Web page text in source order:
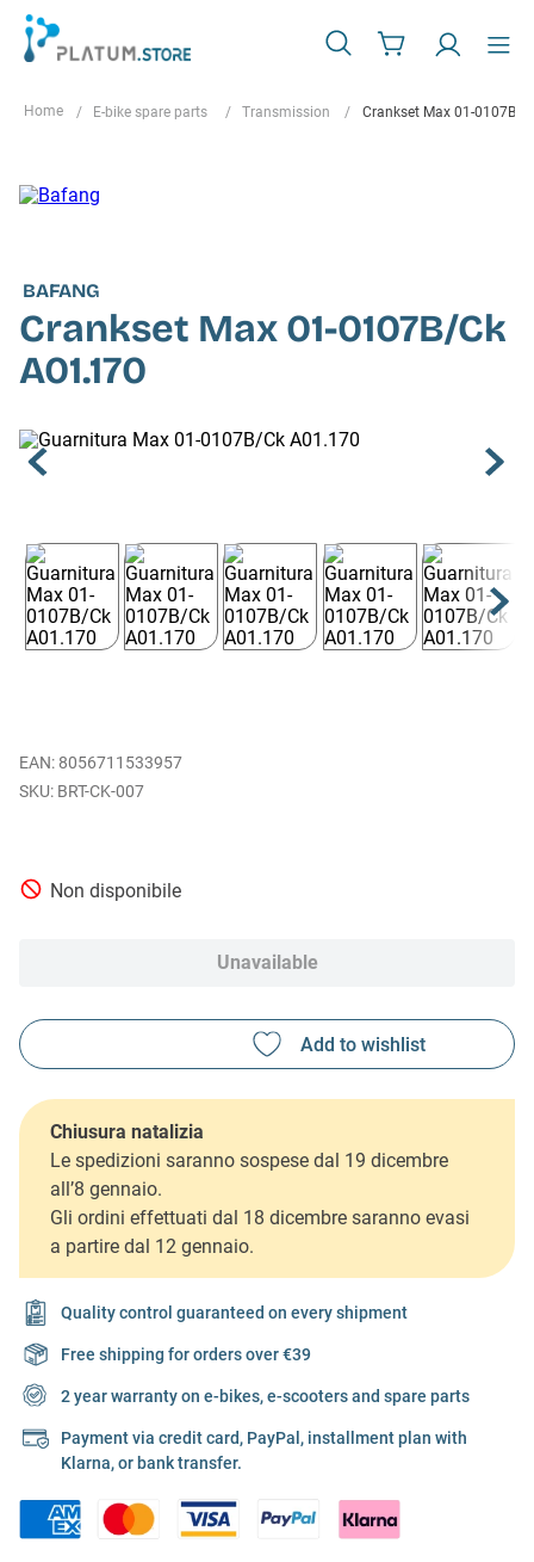
E-bike spare parts Transmission Crankset Max 01-0107B/
BAFANG
Crankset Max 01-0107B/Ck
A01.170
EAN: 8056711533957
BRT-CK-007
Non disponibile
Unavailable
Chiusura natalizia
Le spedizioni saranno sospese dal 19 dicembre
all’8 gennaio.
Gli ordini effettuati dal 18 dicembre saranno evasi
a partire dal 12 gennaio.
Quality control guaranteed on every shipment
Free shipping for orders over €39
2 year warranty on e-bikes, e-scooters and spare parts
Payment via credit card, PayPal, installment plan with
Klarna, or bank transfer.